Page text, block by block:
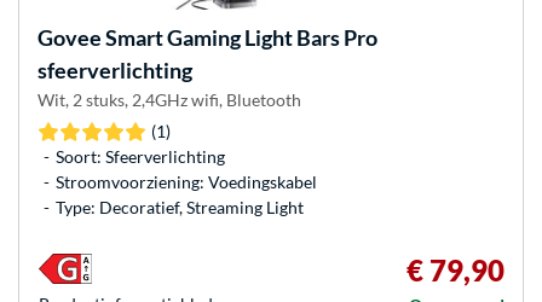
GoveeSmart Gaming Light Bars Pro
sfeerverlichting
Wit, 2 stuks, 2,4GHz wifi, Bluetooth
(1)
Soort: Sfeerverlichting
Stroomvoorziening: Voedingskabel
Type: Decoratief, Streaming Light
€ 79,90